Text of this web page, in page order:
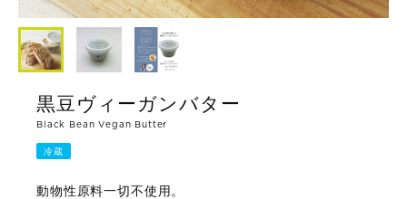
黒豆ヴィーガンバター
Black Bean Vegan Butter
冷蔵
動物性原料一切不使用。